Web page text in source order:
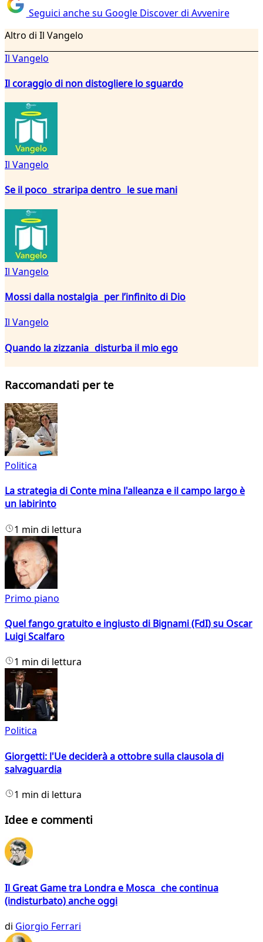
Seguici anche su Google Discover di Avvenire
Altro di Il Vangelo
Il Vangelo
Il coraggio di non distogliere lo sguardo
Il Vangelo
Se il poco straripa dentro le sue mani
Il Vangelo
Mossi dalla nostalgia per l’infinito di Dio
Il Vangelo
Quando la zizzania disturba il mio ego
Raccomandati per te
Politica
La strategia di Conte mina l'alleanza e il campo largo è
un labirinto
1 min di lettura
Primo piano
Quel fango gratuito e ingiusto di Bignami (FdI) su Oscar
Luigi Scalfaro
1 min di lettura
Politica
Giorgetti: l'Ue deciderà a ottobre sulla clausola di
salvaguardia
1 min di lettura
Idee e commenti
Il Great Game tra Londra e Mosca che continua
(indisturbato) anche oggi
di Giorgio Ferrari